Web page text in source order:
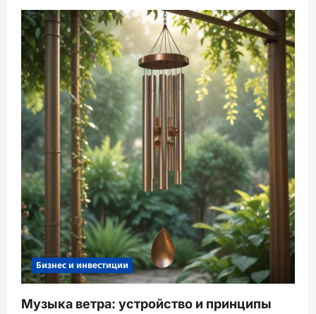
Бизнес и инвестиции
Музыка ветра: устройство и принципы